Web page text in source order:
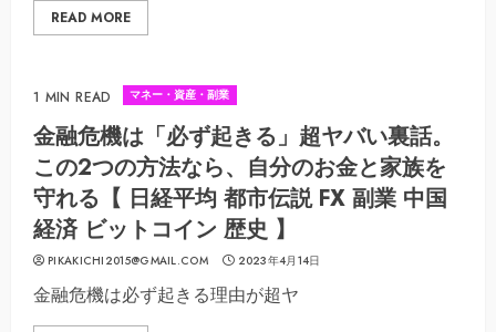
READ MORE
1 MIN READ マネー・資産・副業
金融危機は「必ず起きる」超ヤバい裏話。
この2つの方法なら、自分のお金と家族を
守れる【 日経平均 都市伝説 FX 副業 中国
経済 ビットコイン 歴史 】
PIKAKICHI2015@GMAIL.COM 2023年4月14日
金融危機は必ず起きる理由が超ヤ